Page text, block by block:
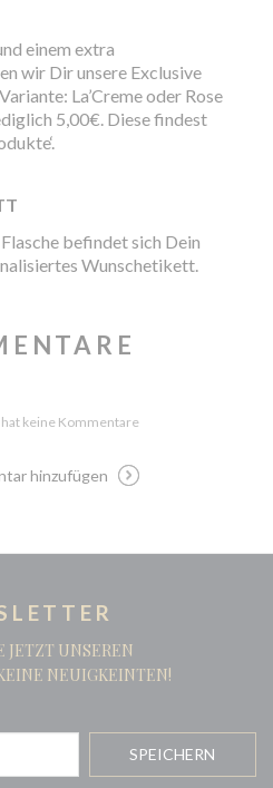
einem extra
wir Dir unsere Exclusive
La’Creme oder Rose
5,00€. Diese findest
befindet sich Dein
Wunschetikett.
keine Kommentare
hinzufügen
JETZT UNSEREN
NEUIGKEINTEN!